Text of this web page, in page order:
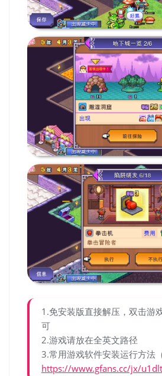
1.免安装版直接解压，双击游
可
2.游戏请放在全英文路径
3.常用游戏软件安装运行方法
https://www.gfans.cc/jx/